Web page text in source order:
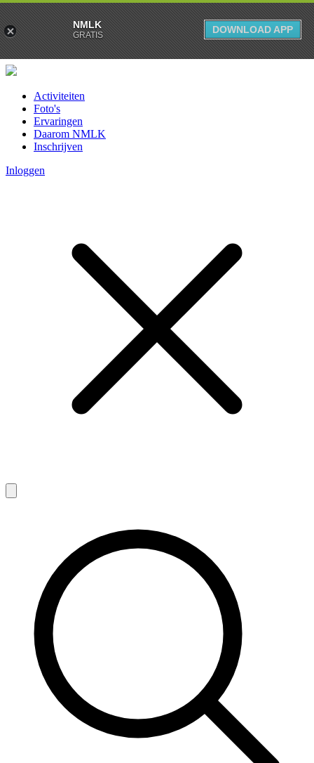
Activiteiten
Foto's
Ervaringen
Daarom NMLK
Inschrijven
Inloggen
NMLK
GRATIS DOWNLOAD APP